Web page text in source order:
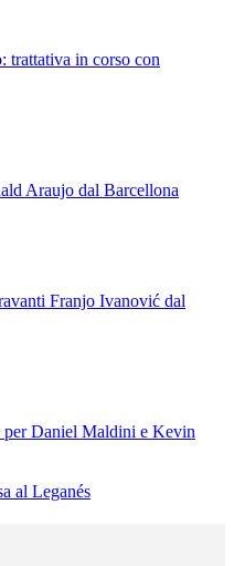
trattativa in corso con
Araujo dal Barcellona
Franjo Ivanović dal
per Daniel Maldini e Kevin
al Leganés